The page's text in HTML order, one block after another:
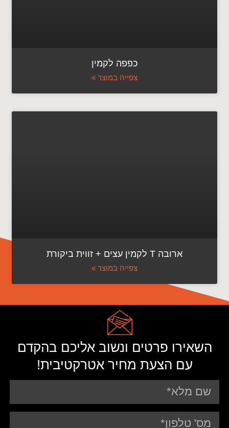
כפפה לקמין
צפייה במוצר »
ארובה T לקמין עצים + זווית ביקורת
צפייה במוצר »
השאירו פרטים ונשוב אליכם בהקדם
עם הצעת מחיר אטרקטיבית!